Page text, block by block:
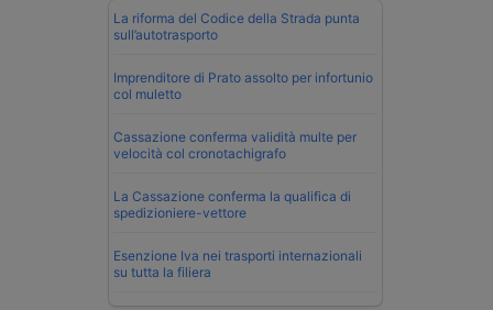
La riforma del Codice della Strada punta
sull’autotrasporto
Imprenditore di Prato assolto per infortunio
col muletto
Cassazione conferma validità multe per
velocità col cronotachigrafo
La Cassazione conferma la qualifica di
spedizioniere-vettore
Esenzione Iva nei trasporti internazionali
su tutta la filiera